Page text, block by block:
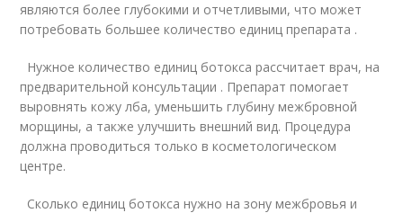
являются более глубокими и отчетливыми, что может
потребовать большее количество единиц препарата .
Нужное количество единиц ботокса рассчитает врач, на
предварительной консультации . Препарат помогает
выровнять кожу лба, уменьшить глубину межбровной
морщины, а также улучшить внешний вид. Процедура
должна проводиться только в косметологическом
центре.
Сколько единиц ботокса нужно на зону межбровья и